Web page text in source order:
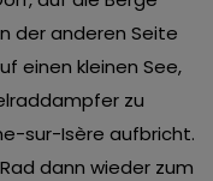
der anderen Seite
einen kleinen See,
zu
sur-Isère aufbricht.
dann wieder zum